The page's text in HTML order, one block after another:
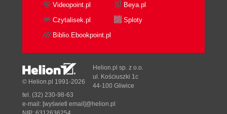
Videopoint.pl
Beya.pl
Czytalisek.pl
Sploty
Biblio.Ebookpoint.pl
© Helion.pl 1991-2026
Helion.pl sp. z o.o.
ul. Kościuszki 1c
44-100 Gliwice
tel. (32) 230-98-63
e-mail: [wyświetl email]@helion.pl